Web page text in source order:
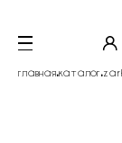
главная.каталог.